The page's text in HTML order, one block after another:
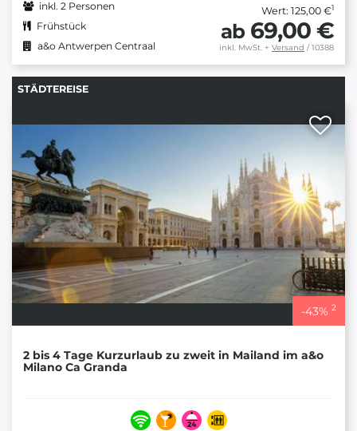
inkl. 2 Personen
Frühstück
a&o Antwerpen Centraal
Wert: 125,00 €1
ab 69,00 €
inkl. MwSt. + Versand / 10388
STÄDTEREISE
-43% 2
2 bis 4 Tage Kurzurlaub zu zweit in Mailand im a&o
Milano Ca Granda